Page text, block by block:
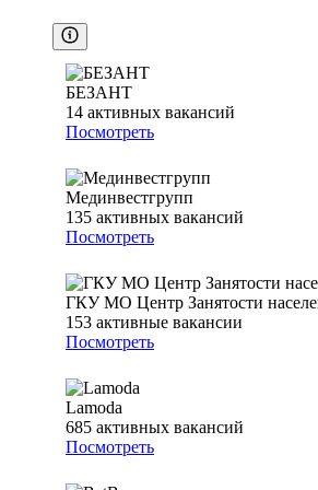
БЕЗАНТ
14 активных вакансий
Посмотреть
Мединвестгрупп
135 активных вакансий
Посмотреть
ГКУ МО Центр Занятости
153 активные вакансии
Посмотреть
Lamoda
685 активных вакансий
Посмотреть